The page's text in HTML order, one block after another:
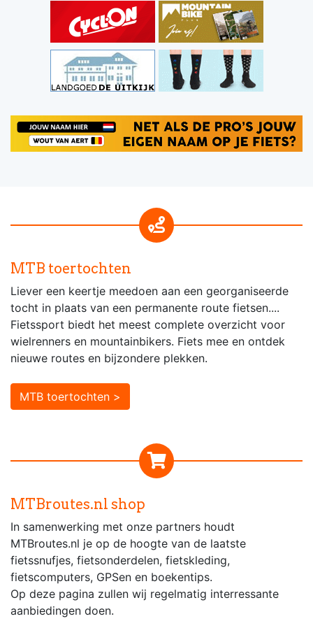
MTB toertochten
Liever een keertje meedoen aan een georganiseerde
tocht in plaats van een permanente route fietsen....
Fietssport biedt het meest complete overzicht voor
wielrenners en mountainbikers. Fiets mee en ontdek
nieuwe routes en bijzondere plekken.
MTB toertochten >
MTBroutes.nl shop
In samenwerking met onze partners houdt
MTBroutes.nl je op de hoogte van de laatste
fietssnufjes, fietsonderdelen, fietskleding,
fietscomputers, GPSen en boekentips.
Op deze pagina zullen wij regelmatig interressante
aanbiedingen doen.